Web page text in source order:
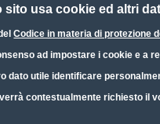
Certificata
prints
links
sito usa cookie ed altri
Codice in materia di protezione
ad impostare i cookie e a
dato utile identificare
contestualmente richiesto il